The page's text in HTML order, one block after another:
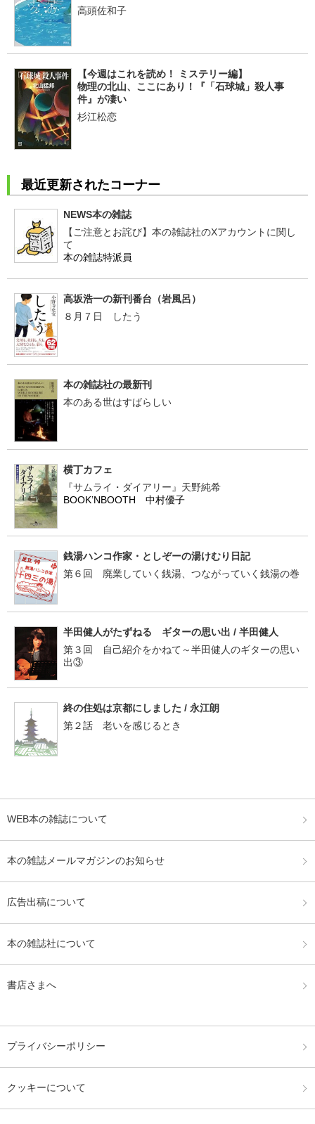
高頭佐和子
【今週はこれを読め！ ミステリー編】
物理の北山、ここにあり！『「石球城」殺人事
件』が凄い
杉江松恋
最近更新されたコーナー
NEWS本の雑誌
【ご注意とお詫び】本の雑誌社のXアカウントに関し
て
本の雑誌特派員
高坂浩一の新刊番台（岩風呂）
８月７日 したう
本の雑誌社の最新刊
本のある世はすばらしい
横丁カフェ
『サムライ・ダイアリー』天野純希
BOOK’NBOOTH 中村優子
銭湯ハンコ作家・としぞーの湯けむり日記
第６回 廃業していく銭湯、つながっていく銭湯の巻
半田健人がたずねる ギターの思い出 / 半田健人
第３回 自己紹介をかねて～半田健人のギターの思い
出③
終の住処は京都にしました / 永江朗
第２話 老いを感じるとき
WEB本の雑誌について
本の雑誌メールマガジンのお知らせ
広告出稿について
本の雑誌社について
書店さまへ
プライバシーポリシー
クッキーについて